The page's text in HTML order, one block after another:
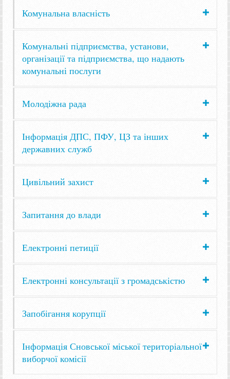
Комунальна власність
Комунальні підприємства, установи,
організації та підприємства, що надають
комунальні послуги
Молодіжна рада
Інформація ДПС, ПФУ, ЦЗ та інших
державних служб
Цивільний захист
Запитання до влади
Електронні петиції
Електронні консультації з громадськістю
Запобігання корупції
Інформація Сновської міської територіальної
виборчої комісії